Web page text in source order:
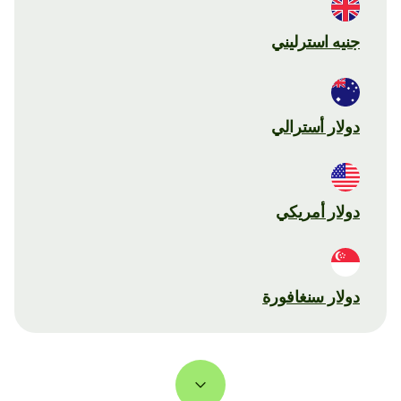
جنيه استرليني
دولار أسترالي
دولار أمريكي
دولار سنغافورة